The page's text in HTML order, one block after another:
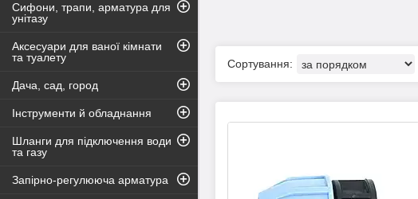
Сифони, трапи, арматура для
унітазу
Аксесуари для ваної кімнати
та туалету
Дача, сад, город
Інструменти й обладнання
Шланги для підключення води
та газу
Запірно-регулююча арматура